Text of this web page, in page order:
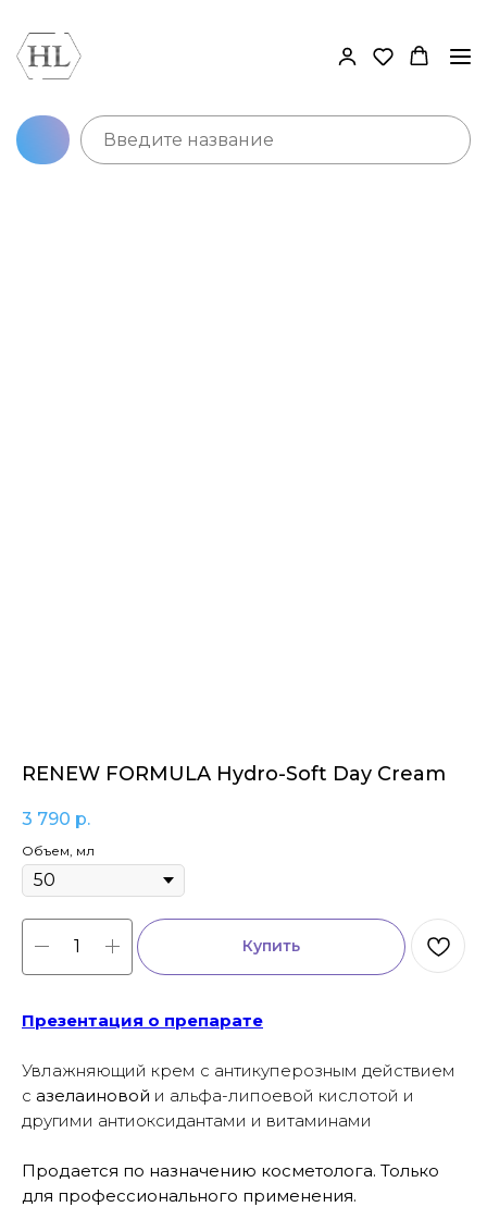
RENEW FORMULA Hydro-Soft Day Cream
3 790 р.
Объем, мл
Купить
Презентация о препарате
Увлажняющий крем с антикуперозным действием
с азелаиновой и альфа-липоевой кислотой и
другими антиоксидантами и витаминами
Продается по назначению косметолога. Только
для профессионального применения.